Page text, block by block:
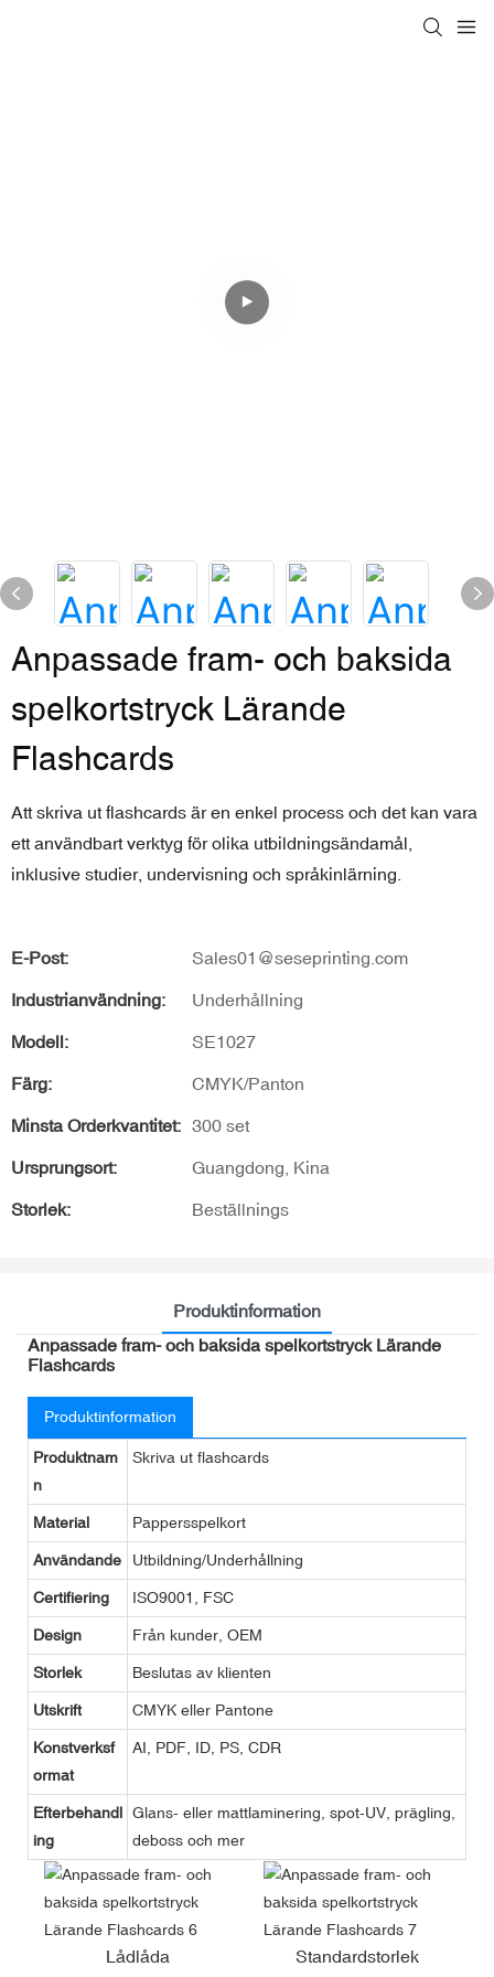
Anpassade fram- och baksida
spelkortstryck Lärande
Flashcards
Att skriva ut flashcards är en enkel process och det kan vara
ett användbart verktyg för olika utbildningsändamål,
inklusive studier, undervisning och språkinlärning.
E-Post: Sales01@seseprinting.com
Industrianvändning: Underhållning
Modell: SE1027
Färg: CMYK/Panton
Minsta Orderkvantitet: 300 set
Ursprungsort: Guangdong, Kina
Storlek: Beställnings
Produktinformation
Anpassade fram- och baksida spelkortstryck Lärande
Flashcards
Produktinformation
Produktnam
n
Skriva ut flashcards
Material Pappersspelkort
Användande Utbildning/Underhållning
Certifiering ISO9001, FSC
Design Från kunder, OEM
Storlek Beslutas av klienten
Utskrift CMYK eller Pantone
Konstverksf
ormat
AI, PDF, ID, PS, CDR
Efterbehandl
ing
Glans- eller mattlaminering, spot-UV, prägling,
deboss och mer
Lådlåda Standardstorlek